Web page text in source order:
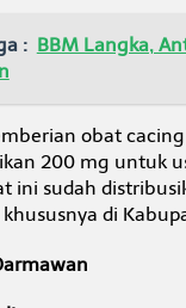
: BBM Langka,
obat cacing
200 mg untuk
ini sudah
di